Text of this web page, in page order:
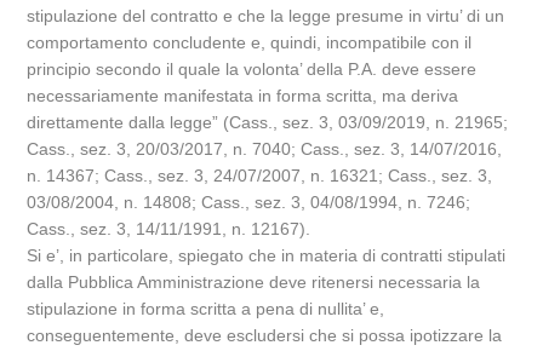
stipulazione del contratto e che la legge presume in virtu’ di un
comportamento concludente e, quindi, incompatibile con il
principio secondo il quale la volonta’ della P.A. deve essere
necessariamente manifestata in forma scritta, ma deriva
direttamente dalla legge” (Cass., sez. 3, 03/09/2019, n. 21965;
Cass., sez. 3, 20/03/2017, n. 7040; Cass., sez. 3, 14/07/2016,
n. 14367; Cass., sez. 3, 24/07/2007, n. 16321; Cass., sez. 3,
03/08/2004, n. 14808; Cass., sez. 3, 04/08/1994, n. 7246;
Cass., sez. 3, 14/11/1991, n. 12167).
Si e’, in particolare, spiegato che in materia di contratti stipulati
dalla Pubblica Amministrazione deve ritenersi necessaria la
stipulazione in forma scritta a pena di nullita’ e,
conseguentemente, deve escludersi che si possa ipotizzare la